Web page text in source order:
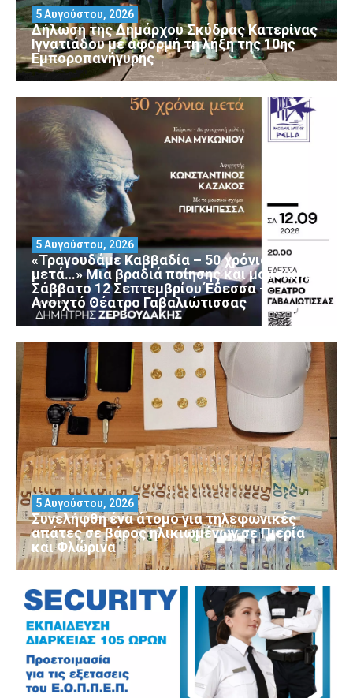
Δήλωση της Δημάρχου Σκύδρας Κατερίνας
Ιγνατιάδου με αφορμή τη λήξη της 10ης
Εμποροπανήγυρης
5 Αυγούστου, 2026
«Τραγουδάμε Καββαδία – 50 χρόνια
μετά…» Μια βραδιά ποίησης και μουσικής
Σάββατο 12 Σεπτεμβρίου Έδεσσα –
Ανοιχτό Θέατρο Γαβαλιώτισσας
5 Αυγούστου, 2026
Συνελήφθη ένα άτομο για τηλεφωνικές
απάτες σε βάρος ηλικιωμένων σε Πιερία
και Φλώρινα
5 Αυγούστου, 2026